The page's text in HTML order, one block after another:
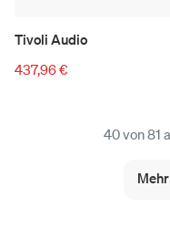
Tivoli Audio
437,96 €
40 von 81